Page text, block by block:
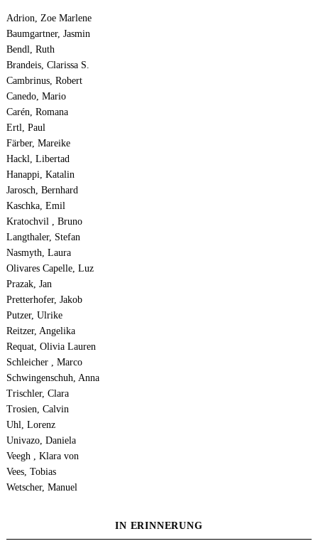
Adrion, Zoe Marlene
Baumgartner, Jasmin
Bendl, Ruth
Brandeis, Clarissa S.
Cambrinus, Robert
Canedo, Mario
Carén, Romana
Ertl, Paul
Färber, Mareike
Hackl, Libertad
Hanappi, Katalin
Jarosch, Bernhard
Kaschka, Emil
Kratochvil , Bruno
Langthaler, Stefan
Nasmyth, Laura
Olivares Capelle, Luz
Prazak, Jan
Pretterhofer, Jakob
Putzer, Ulrike
Reitzer, Angelika
Requat, Olivia Lauren
Schleicher , Marco
Schwingenschuh, Anna
Trischler, Clara
Trosien, Calvin
Uhl, Lorenz
Univazo, Daniela
Veegh , Klara von
Vees, Tobias
Wetscher, Manuel
IN ERINNERUNG